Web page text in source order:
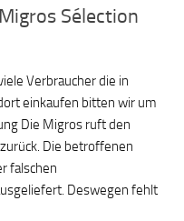
Sélection
Verbraucher die in
einkaufen bitten wir um
Die Migros ruft den
Die betroffenen
falschen
Deswegen fehlt